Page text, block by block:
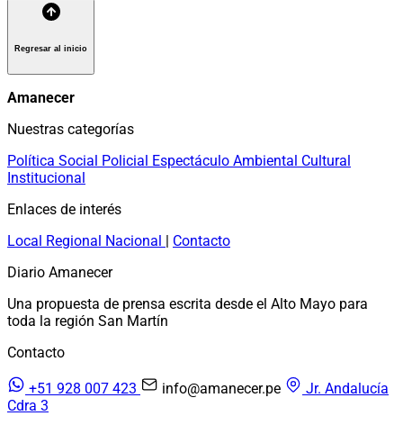
Regresar al inicio
Amanecer
Nuestras categorías
Política Social Policial Espectáculo Ambiental Cultural
Institucional
Enlaces de interés
Local Regional Nacional | Contacto
Diario Amanecer
Una propuesta de prensa escrita desde el Alto Mayo para
toda la región San Martín
Contacto
+51 928 007 423 info@amanecer.pe
Jr. Andalucía
Cdra 3